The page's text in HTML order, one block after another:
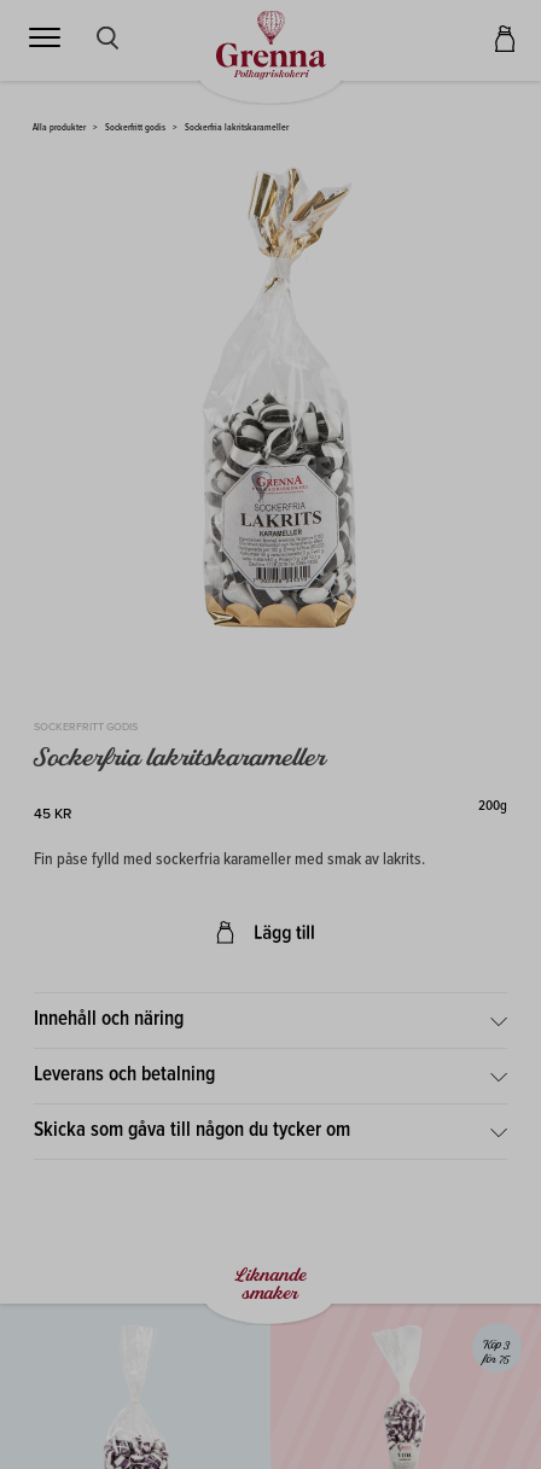
Alla produkter > Sockerfritt godis > Sockerfria lakritskarameller
SOCKERFRITT GODIS
Sockerfria lakritskarameller
45 KR 200g
Fin påse fylld med sockerfria karameller med smak av lakrits.
Innehåll och näring
Leverans och betalning
Skicka som gåva till någon du tycker om
Liknande
smaker
Köp 3
för 75